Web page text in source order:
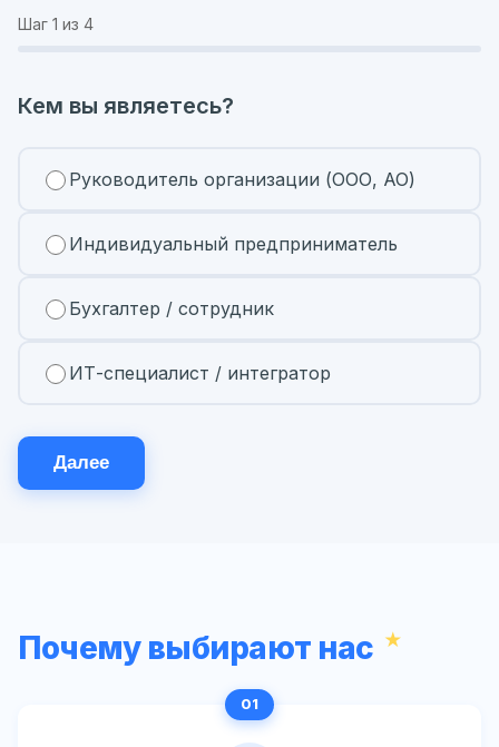
Шаг 1 из 4
Кем вы являетесь?
Руководитель организации (ООО, АО)
Индивидуальный предприниматель
Бухгалтер / сотрудник
ИТ-специалист / интегратор
Далее
Почему выбирают нас